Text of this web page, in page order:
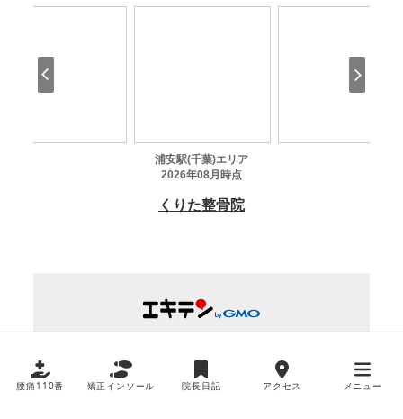
腰痛110番 矯正インソール 院長日記 アクセス メニュー